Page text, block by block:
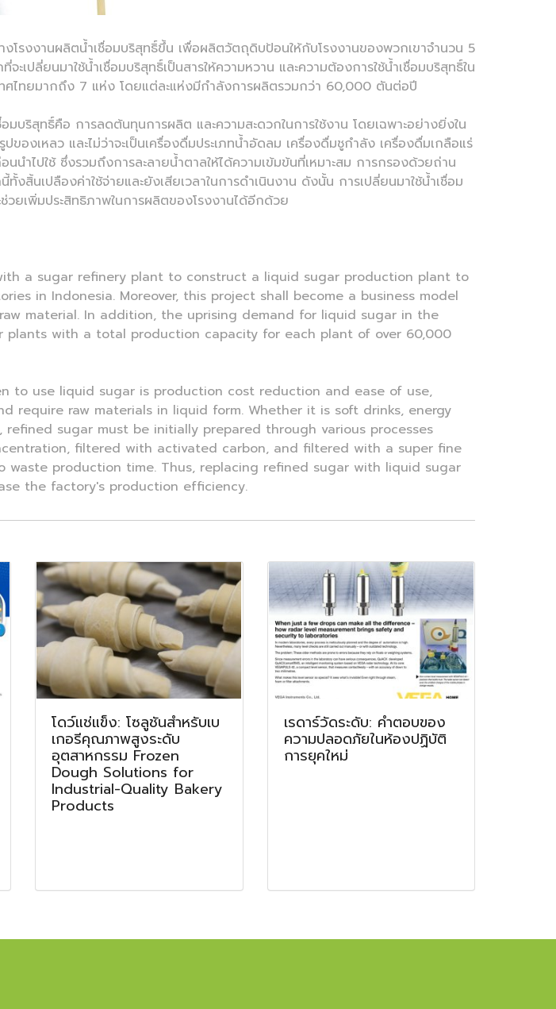
โรงงานผลิตน้ำเชื่อมบริสุทธิ์ขึ้น เพื่อผลิตวัตถุดิบป้อนให้กับโรงงานของพวกเขาจำนวน 5
ะเปลี่ยนมาใช้น้ำเชื่อมบริสุทธิ์เป็นสารให้ความหวาน และความต้องการใช้น้ำเชื่อมบริสุทธิ์ใน
ศไทยมากถึง 7 แห่ง โดยแต่ละแห่งมีกำลังการผลิตรวมกว่า 60,000 ตันต่อปี
บริสุทธิ์คือ การลดต้นทุนการผลิต และความสะดวกในการใช้งาน โดยเฉพาะอย่างยิ่งใน
เหลว และไม่ว่าจะเป็นเครื่องดื่มประเภทน้ำอัดลม เครื่องดื่มชูกำลัง เครื่องดื่มเกลือแร่
ำไปใช้ ซึ่งรวมถึงการละลายน้ำตาลให้ได้ความเข้มข้นที่เหมาะสม การกรองด้วยถ่าน
สิ้นเปลืองค่าใช้จ่ายและยังเสียเวลาในการดำเนินงาน ดังนั้น การเปลี่ยนมาใช้น้ำเชื่อม
ยเพิ่มประสิทธิภาพในการผลิตของโรงงานได้อีกด้วย
a sugar refinery plant to construct a liquid sugar production plant to
in Indonesia. Moreover, this project shall become a business model
material. In addition, the uprising demand for liquid sugar in the
with a total production capacity for each plant of over 60,000
to use liquid sugar is production cost reduction and ease of use,
require raw materials in liquid form. Whether it is soft drinks, energy
sugar must be initially prepared through various processes
filtered with activated carbon, and filtered with a super fine
production time. Thus, replacing refined sugar with liquid sugar
the factory's production efficiency.
โดว์แช่แข็ง: โซลูชันสำหรับเบ
เกอรีคุณภาพสูงระดับ
อุตสาหกรรม Frozen
Dough Solutions for
Industrial-Quality Bakery
Products
เรดาร์วัดระดับ: คำตอบของ
ความปลอดภัยในห้องปฏิบัติ
การยุคใหม่